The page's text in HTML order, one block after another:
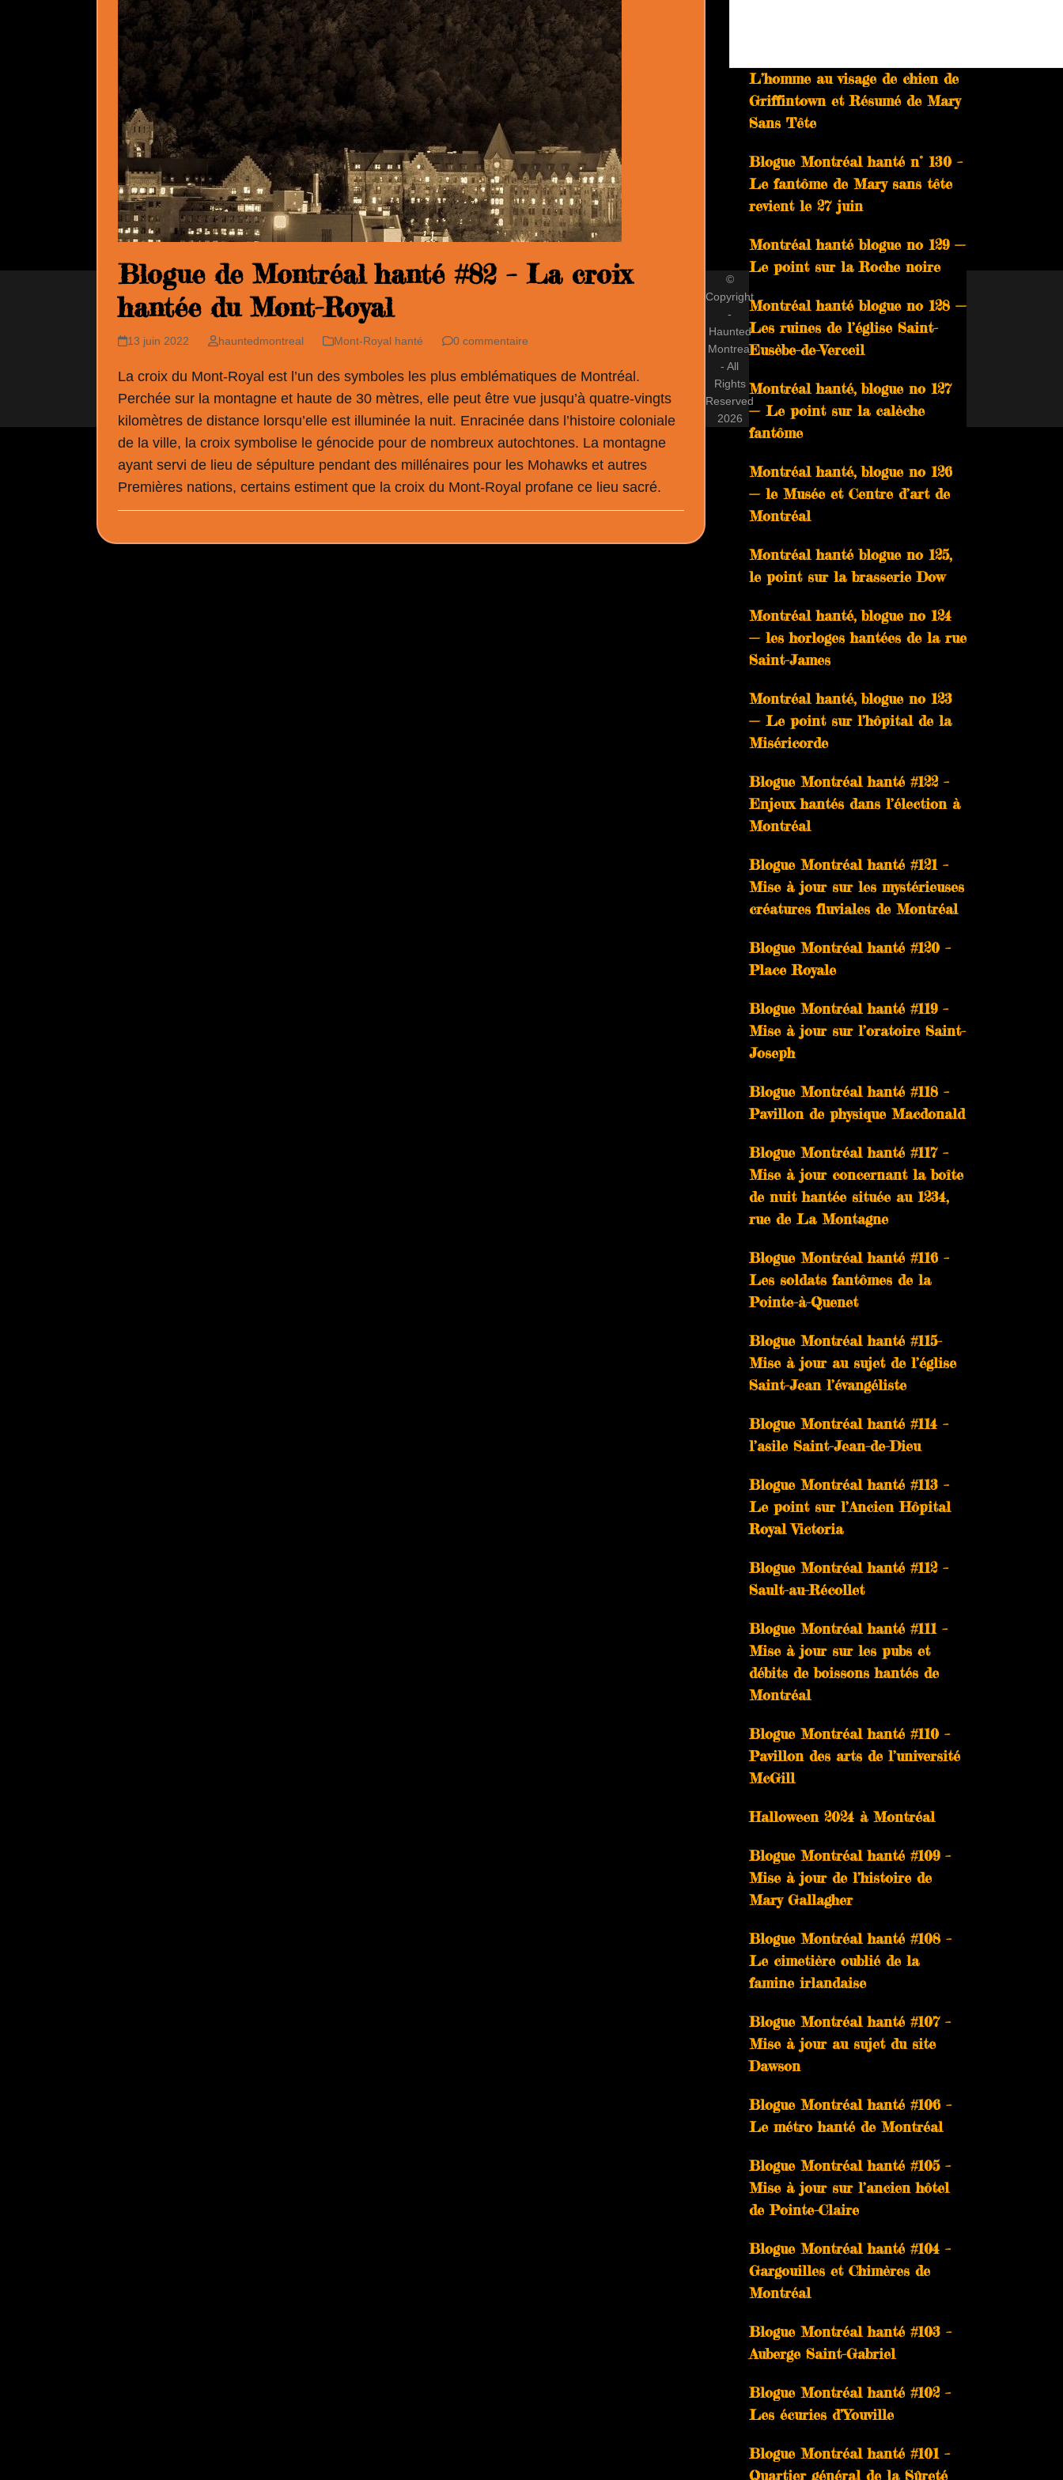
Blogue de Montréal hanté #82 – La croix
hantée du Mont-Royal
13 juin 2022 hauntedmontreal Mont-Royal hanté 0 commentaire
La croix du Mont-Royal est l’un des symboles les plus emblématiques de Montréal.
Perchée sur la montagne et haute de 30 mètres, elle peut être vue jusqu’à quatre-vingts
kilomètres de distance lorsqu’elle est illuminée la nuit. Enracinée dans l’histoire coloniale
de la ville, la croix symbolise le génocide pour de nombreux autochtones. La montagne
ayant servi de lieu de sépulture pendant des millénaires pour les Mohawks et autres
Premières nations, certains estiment que la croix du Mont-Royal profane ce lieu sacré.
L’homme au visage de chien de
Griffintown et Résumé de Mary
Sans Tête
Blogue Montréal hanté n° 130 –
Le fantôme de Mary sans tête
revient le 27 juin
Montréal hanté blogue no 129 —
Le point sur la Roche noire
Montréal hanté blogue no 128 —
Les ruines de l’église Saint-
Eusèbe-de-Verceil
Montréal hanté, blogue no 127
— Le point sur la calèche
fantôme
Montréal hanté, blogue no 126
— le Musée et Centre d’art de
Montréal
Montréal hanté blogue no 125,
le point sur la brasserie Dow
Montréal hanté, blogue no 124
— les horloges hantées de la rue
Saint-James
Montréal hanté, blogue no 123
— Le point sur l’hôpital de la
Miséricorde
Blogue Montréal hanté #122 –
Enjeux hantés dans l’élection à
Montréal
Blogue Montréal hanté #121 –
Mise à jour sur les mystérieuses
créatures fluviales de Montréal
Blogue Montréal hanté #120 –
Place Royale
Blogue Montréal hanté #119 –
Mise à jour sur l’oratoire Saint-
Joseph
Blogue Montréal hanté #118 –
Pavillon de physique Macdonald
Blogue Montréal hanté #117 –
Mise à jour concernant la boîte
de nuit hantée située au 1234,
rue de La Montagne
Blogue Montréal hanté #116 –
Les soldats fantômes de la
Pointe-à-Quenet
Blogue Montréal hanté #115-
Mise à jour au sujet de l’église
Saint-Jean l’évangéliste
Blogue Montréal hanté #114 –
l’asile Saint-Jean-de-Dieu
Blogue Montréal hanté #113 –
Le point sur l’Ancien Hôpital
Royal Victoria
Blogue Montréal hanté #112 –
Sault-au-Récollet
Blogue Montréal hanté #111 –
Mise à jour sur les pubs et
débits de boissons hantés de
Montréal
Blogue Montréal hanté #110 –
Pavillon des arts de l’université
McGill
Halloween 2024 à Montréal
Blogue Montréal hanté #109 –
Mise à jour de l’histoire de
Mary Gallagher
Blogue Montréal hanté #108 –
Le cimetière oublié de la
famine irlandaise
Blogue Montréal hanté #107 –
Mise à jour au sujet du site
Dawson
Blogue Montréal hanté #106 –
Le métro hanté de Montréal
Blogue Montréal hanté #105 –
Mise à jour sur l’ancien hôtel
de Pointe-Claire
Blogue Montréal hanté #104 –
Gargouilles et Chimères de
Montréal
Blogue Montréal hanté #103 –
Auberge Saint-Gabriel
Blogue Montréal hanté #102 –
Les écuries d’Youville
Blogue Montréal hanté #101 –
Quartier général de la Sûreté
©
Copyright
-
Haunted
Montreal
- All
Rights
Reserved
2026